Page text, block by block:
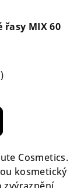
řasy MIX 60
Cosmetics.
kosmetický